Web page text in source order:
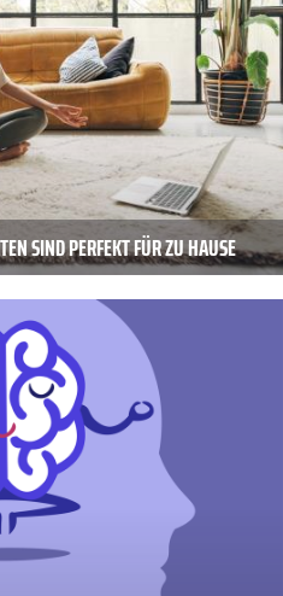
SIND PERFEKT FÜR ZU HAUSE